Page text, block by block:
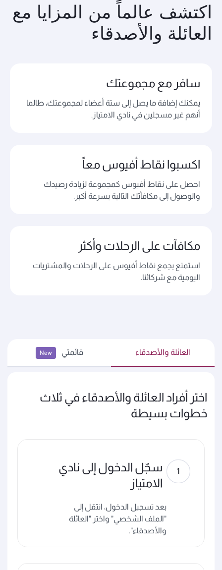
اكتشف عالماً من المزايا مع
العائلة والأصدقاء
سافر مع مجموعتك
يمكنك إضافة ما يصل إلى ستة أعضاء لمجموعتك، طالما
أنهم غير مسجلين في نادي الامتياز.
اكسبوا نقاط أفيوس معاً
احصل على نقاط أفيوس كمجموعة لزيادة رصيدك
والوصول إلى مكافأتك التالية بسرعة أكبر.
مكافآت على الرحلات وأكثر
استمتع بجمع نقاط أفيوس على الرحلات والمشتريات
اليومية مع شركائنا.
العائلة والأصدقاء قائمتي New
اختر أفراد العائلة والأصدقاء في ثلاث
خطوات بسيطة
سجّل الدخول إلى نادي
الامتياز
بعد تسجيل الدخول، انتقل إلى
"الملف الشخصي" واختر "العائلة
والأصدقاء".